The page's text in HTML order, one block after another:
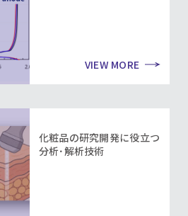
VIEW MORE
化粧品の研究開発に役立つ
分析･解析技術